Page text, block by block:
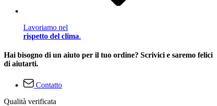
Lavoriamo nel
rispetto del clima.
Hai bisogno di un aiuto per il tuo ordine? Scrivici e saremo felici
di aiutarti.
Contatto
Qualità verificata